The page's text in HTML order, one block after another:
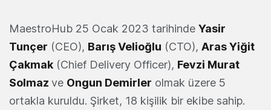
MaestroHub 25 Ocak 2023 tarihinde Yasir
Tunçer (CEO), Barış Velioğlu (CTO), Aras Yiğit
Çakmak (Chief Delivery Officer), Fevzi Murat
Solmaz ve Ongun Demirler olmak üzere 5
ortakla kuruldu. Şirket, 18 kişilik bir ekibe sahip.